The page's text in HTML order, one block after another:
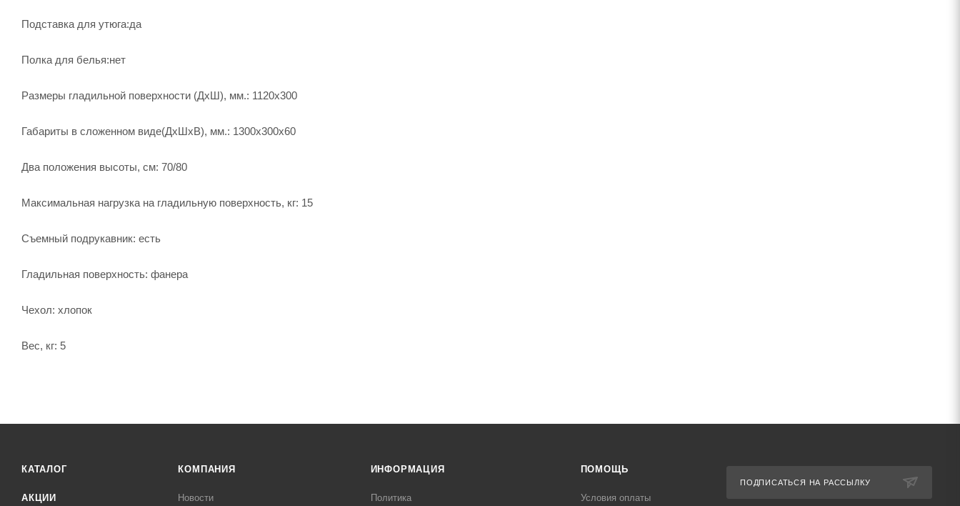
Подставка для утюга:да
Полка для белья:нет
Размеры гладильной поверхности (ДхШ), мм.: 1120х300
Габариты в сложенном виде(ДхШхВ), мм.: 1300х300х60
Два положения высоты, см: 70/80
Максимальная нагрузка на гладильную поверхность, кг: 15
Съемный подрукавник: есть
Гладильная поверхность: фанера
Чехол: хлопок
Вес, кг: 5
КАТАЛОГ
АКЦИИ
КОМПАНИЯ
Новости
ИНФОРМАЦИЯ
Политика
ПОМОЩЬ
Условия оплаты
ПОДПИСАТЬСЯ НА РАССЫЛКУ